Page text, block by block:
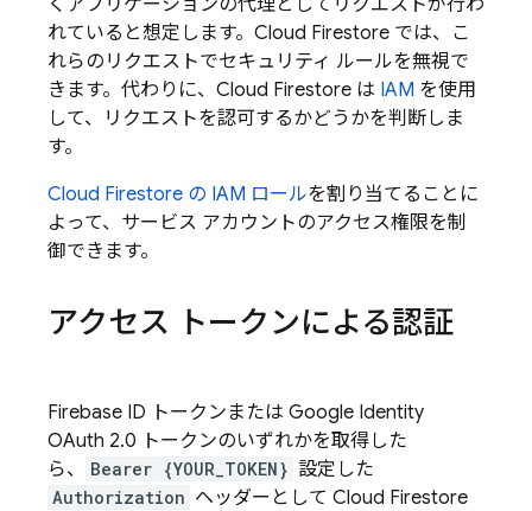
くアプリケーションの代理としてリクエストが行わ
れていると想定します。 Cloud Firestore では、こ
れらのリクエストでセキュリティ ルールを無視で
きます。代わりに、 Cloud Firestore は IAM を使用
して、リクエストを認可するかどうかを判断しま
す。
Cloud Firestore の IAM ロールを割り当てることに
よって、サービス アカウントのアクセス権限を制
御できます。
アクセス トークンによる認証
Firebase ID トークンまたは Google Identity
OAuth 2.0 トークンのいずれかを取得した
ら、
Bearer {YOUR_TOKEN} 設定した
Authorization ヘッダーとして Cloud Firestore